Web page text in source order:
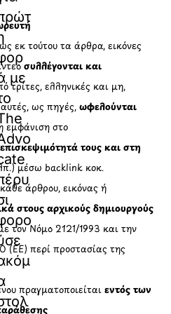
με
εκ τούτου τα άρθρα, εικόνες
συλλέγονται και
τρίτες, ελληνικές και μη,
αυτές, ως πηγές,ωφελούνται
εμφάνιση στο
τους και στη
μέσω backlink κοκ.
άρθρου, εικόνας ή
στους αρχικούς δημιουργούς
τον Νόμο 2121/1993 και την
(ΕΕ) περί προστασίας της
πραγματοποιείταιεντός των